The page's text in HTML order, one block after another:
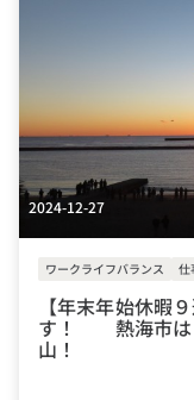
2024-12-27
ワークライフバランス 仕
【年末年始休暇
す！ 熱海市は
山！